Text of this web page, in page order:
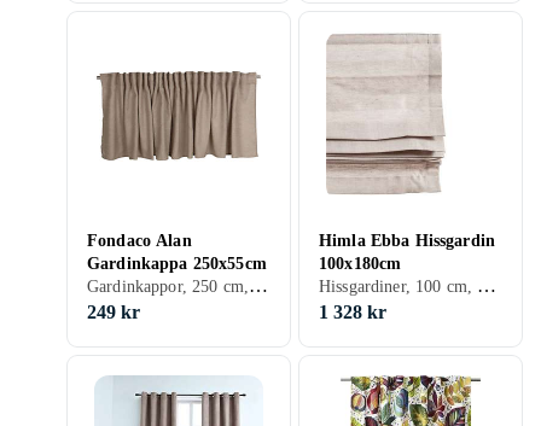
Fondaco Alan
Gardinkappa 250x55cm
Gardinkappor, 250 cm, 55 cm, Svart, Vit, Grå, Brun, Blå, Grön, Rosa, Creme/Beige
249 kr
Himla Ebba Hissgardin
100x180cm
Hissgardiner, 100 cm, 180 cm, Grå, Brun
1 328 kr